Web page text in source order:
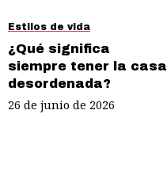
Estilos de vida
¿Qué significa
siempre tener la casa
desordenada?
26 de junio de 2026